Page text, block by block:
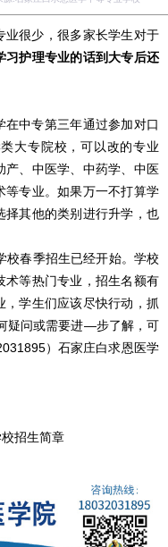
很少，很多家长学生对于
习护理专业的话到大专后还
中专第三年通过参加对口
大专院校，可以改的专业
产、中医学、中药学、中医
等专业。如果万一不打算学
择其他的类别进行升学，也
春季招生已经开始。学校
术等热门专业，招生名额有
，学生们应该尽快行动，抓
疑问或需要进—步了解，可
）石家庄白求恩医学
招生简章